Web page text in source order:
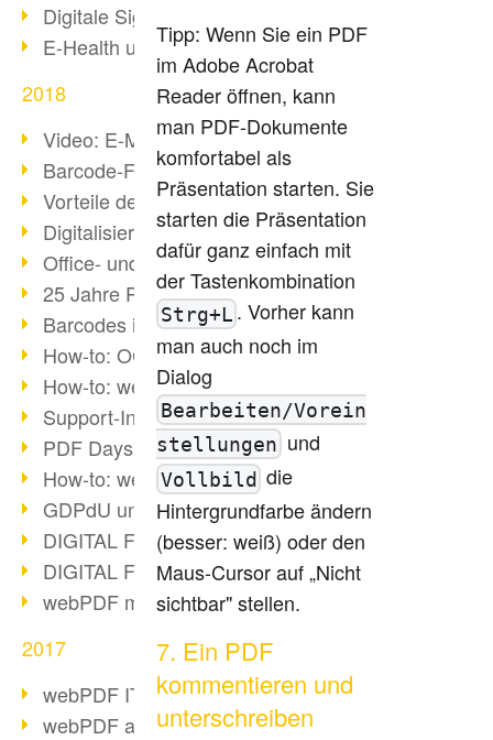
Digitale Signaturen - Teil 1
E-Health und Digitalisierung
2018
Video: E-Mails in PDF konvertieren
Barcode-Formate im Überblick
Vorteile des webPDF-Portals
Digitalisierung - Papierloses Büro
Office- und SharePoint-Bridge
25 Jahre PDF
Barcodes in PDF-Dokumenten
How-to: OCR mit webPDF 7
How-to: webPDF Optionen
Support-Infos für webPDF
PDF Days Europe 2018
How-to: webPDF Webservices
GDPdU und GoBD
DIGITAL FUTUREcongress Rückblick
DIGITAL FUTUREcongress 2018
webPDF mit Ruby via REST
2017
webPDF IT-Tage 2017
webPDF auf IT-Tagen 2017
Tipp: Wenn Sie ein PDF
im Adobe Acrobat
Reader öffnen, kann
man PDF-Dokumente
komfortabel als
Präsentation starten. Sie
starten die Präsentation
dafür ganz einfach mit
der Tastenkombination
Strg+L . Vorher kann
man auch noch im
Dialog
Bearbeiten/Vorein
stellungen und
Vollbild die
Hintergrundfarbe ändern
(besser: weiß) oder den
Maus-Cursor auf „Nicht
sichtbar" stellen.
7. Ein PDF
kommentieren und
unterschreiben